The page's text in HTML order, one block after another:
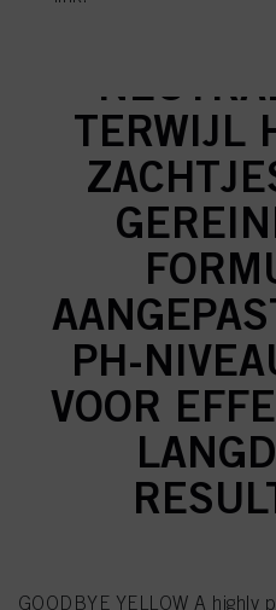
TERWIJL
PH-
VOOR
GOODBYE YELLOW A highly
aanvaarden" te klikken, gaat u akkoord